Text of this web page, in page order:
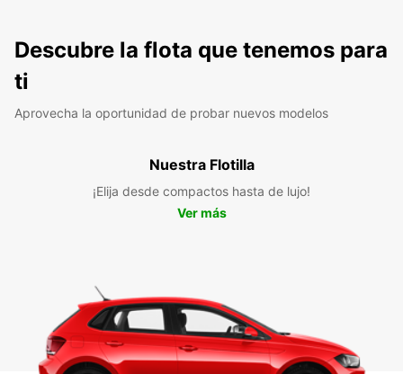
Descubre la flota que tenemos para
ti
Aprovecha la oportunidad de probar nuevos modelos
Nuestra Flotilla
¡Elija desde compactos hasta de lujo!
Ver más